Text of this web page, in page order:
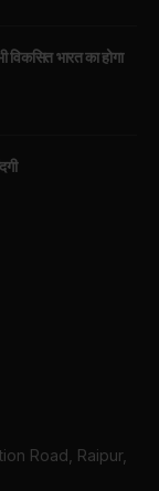
भारत का होगा
Road, Raipur,